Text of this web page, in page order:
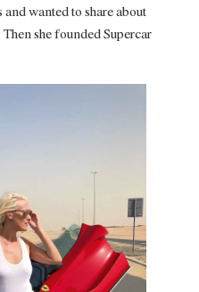
wanted to share about
she founded Supercar